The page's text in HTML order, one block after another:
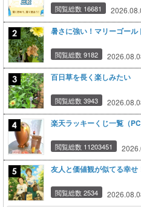
閲覧総数 16681
暑さに強い！マリーゴール
閲覧総数 9182
百日草を長く楽しみたい
閲覧総数 3943
楽天ラッキーくじ一覧（PC
閲覧総数 11203451
友人と価値観が似てる幸せ
閲覧総数 2534